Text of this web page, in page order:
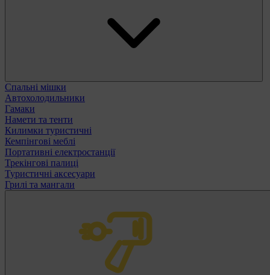
Спальні мішки
Автохолодильники
Гамаки
Намети та тенти
Килимки туристичні
Кемпінгові меблі
Портативні електростанції
Трекінгові палиці
Туристичні аксесуари
Грилі та мангали